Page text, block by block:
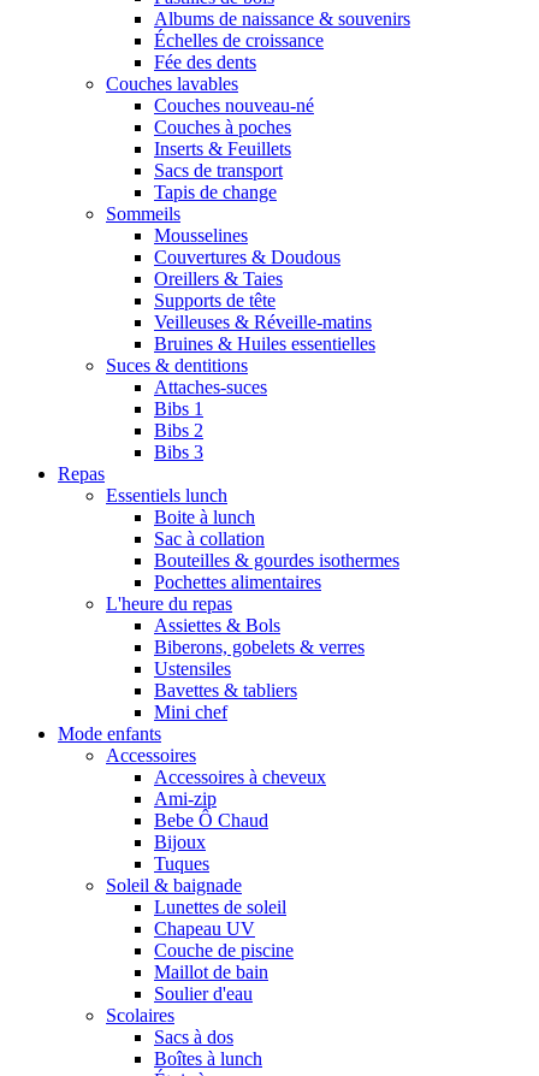
Albums de naissance & souvenirs
Échelles de croissance
Fée des dents
Couches lavables
Couches nouveau-né
Couches à poches
Inserts & Feuillets
Sacs de transport
Tapis de change
Sommeils
Mousselines
Couvertures & Doudous
Oreillers & Taies
Supports de tête
Veilleuses & Réveille-matins
Bruines & Huiles essentielles
Suces & dentitions
Attaches-suces
Bibs 1
Bibs 2
Bibs 3
Repas
Essentiels lunch
Boite à lunch
Sac à collation
Bouteilles & gourdes isothermes
Pochettes alimentaires
L'heure du repas
Assiettes & Bols
Biberons, gobelets & verres
Ustensiles
Bavettes & tabliers
Mini chef
Mode enfants
Accessoires
Accessoires à cheveux
Ami-zip
Bebe Ô Chaud
Bijoux
Tuques
Soleil & baignade
Lunettes de soleil
Chapeau UV
Couche de piscine
Maillot de bain
Soulier d'eau
Scolaires
Sacs à dos
Boîtes à lunch